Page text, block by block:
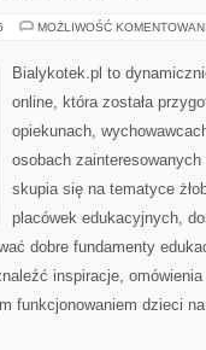
MOŻLIWOŚĆ
Bialykotek.pl to
online, która została
opiekunach,
osobach
skupia się na tematyce
placówek edukacyjnych,
dobre fundamenty
inspiracje,
funkcjonowaniem dzieci